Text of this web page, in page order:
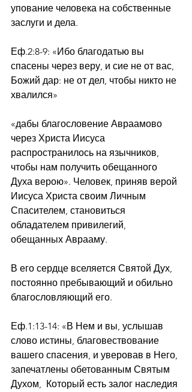
упование человека на собственные
заслуги и дела.
Еф.2:8-9: «Ибо благодатью вы
спасены через веру, и сие не от вас,
Божий дар: не от дел, чтобы никто не
хвалился»
«дабы благословение Авраамово
через Христа Иисуса
распространилось на язычников,
чтобы нам получить обещанного
Духа верою». Человек, приняв верой
Иисуса Христа своим Личным
Спасителем, становиться
обладателем привилегий,
обещанных Аврааму.
В его сердце вселяется Святой Дух,
постоянно пребывающий и обильно
благословляющий его.
Еф.1:13-14: «В Нем и вы, услышав
слово истины, благовествование
вашего спасения, и уверовав в Него,
запечатлены обетованным Святым
Духом,  Который есть залог наследия